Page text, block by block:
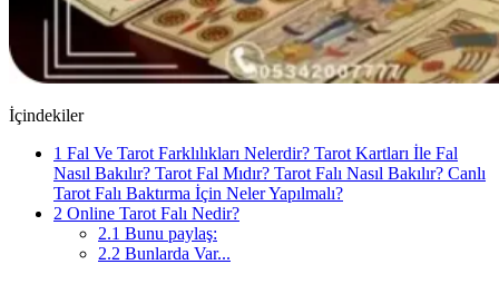
İçindekiler
1 Fal Ve Tarot Farklılıkları Nelerdir? Tarot Kartları İle Fal
Nasıl Bakılır? Tarot Fal Mıdır? Tarot Falı Nasıl Bakılır? Canlı
Tarot Falı Baktırma İçin Neler Yapılmalı?
2 Online Tarot Falı Nedir?
2.1 Bunu paylaş:
2.2 Bunlarda Var...